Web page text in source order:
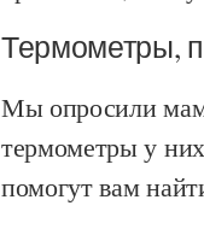
Термометры,
Мы опросили мам
термометры у
помогут вам